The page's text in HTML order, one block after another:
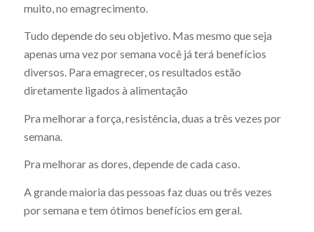
muito, no emagrecimento.
Tudo depende do seu objetivo. Mas mesmo que seja
apenas uma vez por semana você já terá benefícios
diversos. Para emagrecer, os resultados estão
diretamente ligados à alimentação
Pra melhorar a força, resistência, duas a três vezes por
semana.
Pra melhorar as dores, depende de cada caso.
A grande maioria das pessoas faz duas ou três vezes
por semana e tem ótimos benefícios em geral.